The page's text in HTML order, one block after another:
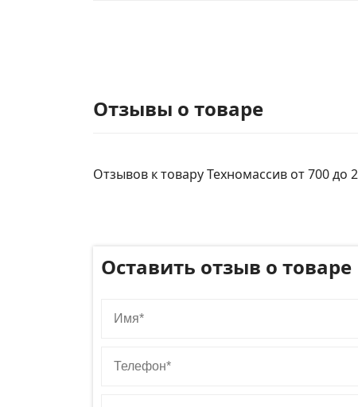
Отзывы о товаре
Отзывов к товару Техномассив от 700 до
Оставить отзыв о товаре